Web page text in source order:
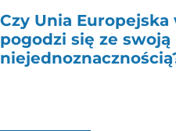
Czy Unia
pogodzi się ze swoją